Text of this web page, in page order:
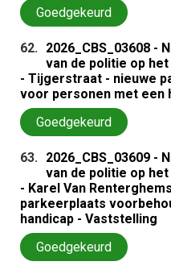
Goedgekeurd
62. 2026_CBS_03608 -
van de politie op
- Tijgerstraat - nieuwe
voor personen met een
Goedgekeurd
63. 2026_CBS_03609 -
van de politie op
- Karel Van
parkeerplaats
handicap - Vaststelling
Goedgekeurd